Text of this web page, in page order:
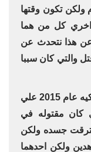
ولكن تكون وقتها
اخري كل من هما
عن هذا نتحدث عن
والتي كان سببا
تبداء القصه عندما عثرت الشرطه الامريكيه عام 2015 علي
كان مقتوله في
جسده ولكن
ولكن احدهما